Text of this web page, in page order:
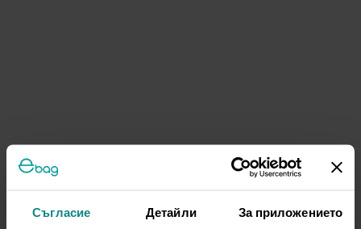
Съгласие Детайли За приложението